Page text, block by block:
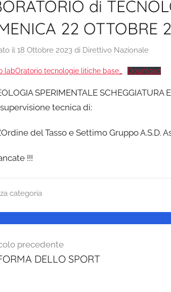
di
22 OTTOBRE
il 18 Ottobre 2023di Direttivo Nazionale
labOratorio tecnologie litiche base_ Download
SPERIMENTALE SCHEGGIATURA
tecnica di:
del Tasso e Settimo Gruppo
!!!
categoria
precedente
DELLO SPORT